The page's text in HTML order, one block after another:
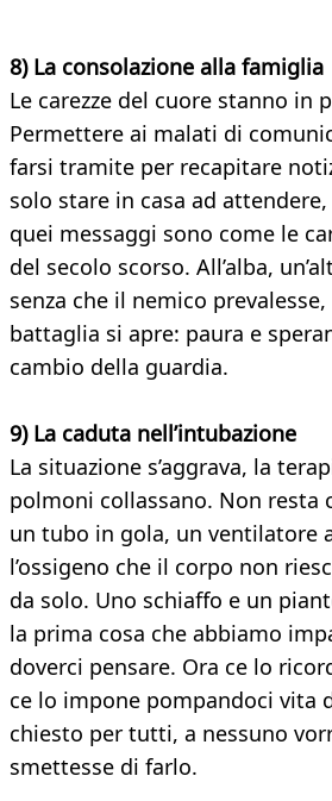
8) La consolazione alla famiglia
Le carezze del cuore stanno in
Permettere ai malati di
farsi tramite per recapitare
solo stare in casa ad
quei messaggi sono come le
del secolo scorso. All’alba,
senza che il nemico
battaglia si apre: paura e
cambio della guardia.
9) La caduta nell’intubazione
La situazione s’aggrava, la
polmoni collassano. Non resta
un tubo in gola, un ventilatore
l’ossigeno che il corpo non
da solo. Uno schiaffo e un
la prima cosa che abbiamo
doverci pensare. Ora ce lo
ce lo impone pompandoci vita
chiesto per tutti, a nessuno
smettesse di farlo.